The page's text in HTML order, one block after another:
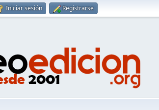
Iniciar sesión Registrarse